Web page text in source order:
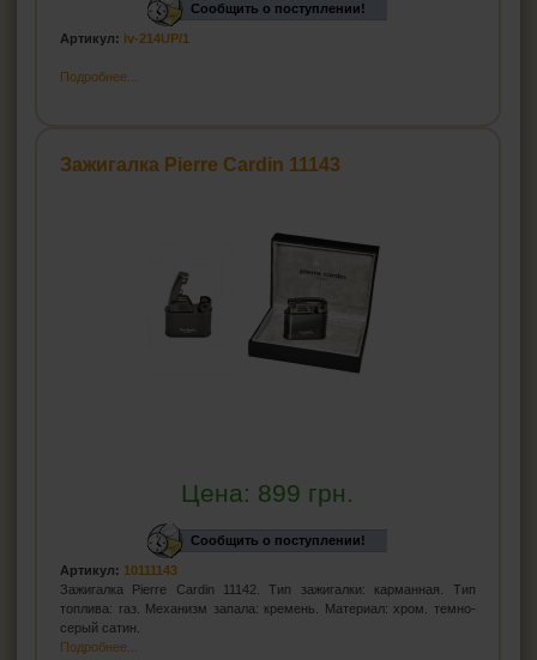
Сообщить о поступлении!
Артикул: iv-214UP/1
Подробнее...
Зажигалка Pierre Cardin 11143
Цена: 899 грн.
Сообщить о поступлении!
Артикул: 10111143
Зажигалка Pierre Cardin 11142. Тип зажигалки: карманная. Тип
топлива: газ. Механизм запала: кремень. Материал: хром. темно-
серый сатин.
Подробнее...